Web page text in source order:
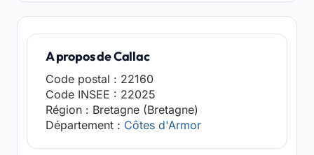
A propos de Callac
Code postal : 22160
Code INSEE : 22025
Région : Bretagne (Bretagne)
Département : Côtes d'Armor